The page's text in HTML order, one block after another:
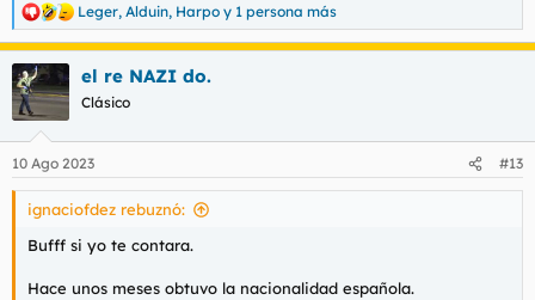
R
e
a
c
c
i
e
s
Leger, Alduin, Harpo y 1 persona más
el re NAZI do.
Clásico
10 Ago 2023 #13
ignaciofdez rebuznó:
Bufff si yo te contara.
Hace unos meses obtuvo la nacionalidad española.